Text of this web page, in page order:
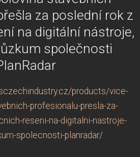
za poslední rok z
na digitální nástroje,
společnosti
products/vice-
profesionalu-presla-za-
reseni-na-digitalni-nastroje-
spolecnosti-planradar/